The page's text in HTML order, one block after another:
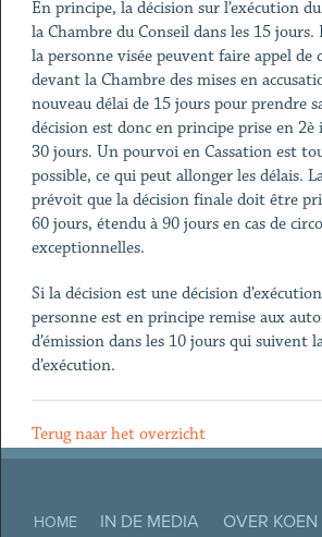
En principe, la décision sur l’exécution
la Chambre du Conseil dans les 15 jours.
la personne visée peuvent faire appel de
devant la Chambre des mises en
nouveau délai de 15 jours pour prendre
décision est donc en principe prise en 2è
30 jours. Un pourvoi en Cassation est
possible, ce qui peut allonger les délais.
prévoit que la décision finale doit être
60 jours, étendu à 90 jours en cas de
exceptionnelles.
Si la décision est une décision
personne est en principe remise aux
d’émission dans les 10 jours qui suivent
d’exécution.
Terug naar het overzicht
HOME IN DE MEDIA OVER KOEN